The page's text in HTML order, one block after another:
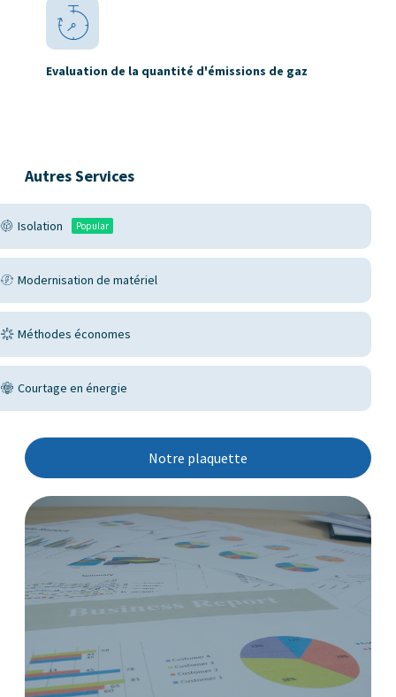
Evaluation de la quantité d'émissions de gaz
Autres Services
Isolation Popular
Modernisation de matériel
Méthodes économes
Courtage en énergie
Notre plaquette